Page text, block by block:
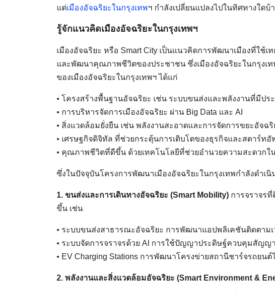
แต่เมืองอัจฉริยะในกรุงเทพฯ กำลังเปลี่ยนแปลงไปในทิศทางใด
รู้จักแนวคิดเมืองอัจฉริยะในกรุงเทพฯ
เมืองอัจฉริยะ หรือ Smart City เป็นแนวคิดการพัฒนาเมืองที่ใช้
และพัฒนาคุณภาพชีวิตของประชาชน ซึ่งเมืองอัจฉริยะในกรุงเ
ของเมืองอัจฉริยะในกรุงเทพฯ ได้แก่
• โครงสร้างพื้นฐานอัจฉริยะ เช่น ระบบขนส่งและพลังงานที่มีปร
• การบริหารจัดการเมืองอัจฉริยะ ผ่าน Big Data และ AI
• สิ่งแวดล้อมยั่งยืน เช่น พลังงานสะอาดและการจัดการขยะอัจฉริ
• เศรษฐกิจดิจิทัล ที่ช่วยกระตุ้นการเติบโตของธุรกิจและสตาร์ทอั
• คุณภาพชีวิตที่ดีขึ้น ด้วยเทคโนโลยีที่ช่วยอำนวยความสะดวกใ
ซึ่งในปัจจุบันโครงการพัฒนาเมืองอัจฉริยะในกรุงเทพกำลังดำ
1. ขนส่งและการเดินทางอัจฉริยะ (Smart Mobility) การจราจร
ขึ้น เช่น
• ระบบขนส่งสาธารณะอัจฉริยะ การพัฒนาแอปพลิเคชันติดตามเ
• ระบบจัดการจราจรด้วย AI การใช้ปัญญาประดิษฐ์ควบคุมสัญญ
• EV Charging Stations การพัฒนาโครงข่ายสถานีชาร์จรถยน
2. พลังงานและสิ่งแวดล้อมอัจฉริยะ (Smart Environment &